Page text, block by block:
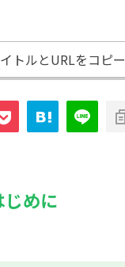
トルとURLをコピー
じめに